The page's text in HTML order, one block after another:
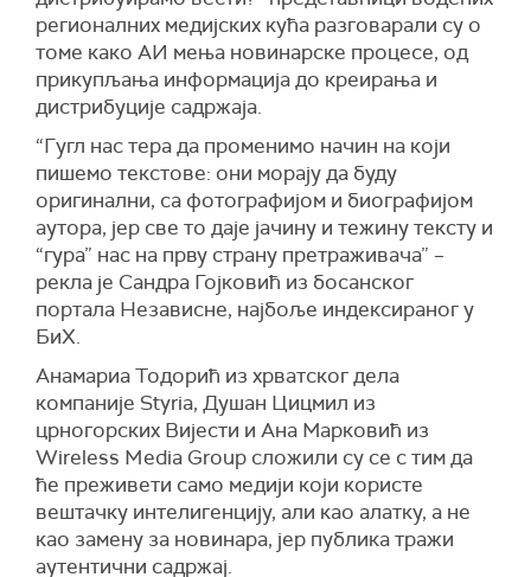
регионалних медијских кућа разговарали су о
томе како АИ мења новинарске процесе, од
прикупљања информација до креирања и
дистрибуције садржаја.
“Гугл нас тера да променимо начин на који
пишемо текстове: они морају да буду
оригинални, са фотографијом и биографијом
аутора, јер све то даје јачину и тежину тексту и
“гура” нас на прву страну претраживача” –
рекла је Сандра Гојковић из босанског
портала Независне, најбоље индексираног у
БиХ.
Анамариа Тодорић из хрватског дела
компаније Styria, Душан Цицмил из
црногорских Вијести и Ана Марковић из
Wireless Media Group сложили су се с тим да
ће преживети само медији који користе
вештачку интелигенцију, али као алатку, а не
као замену за новинара, јер публика тражи
аутентични садржај.